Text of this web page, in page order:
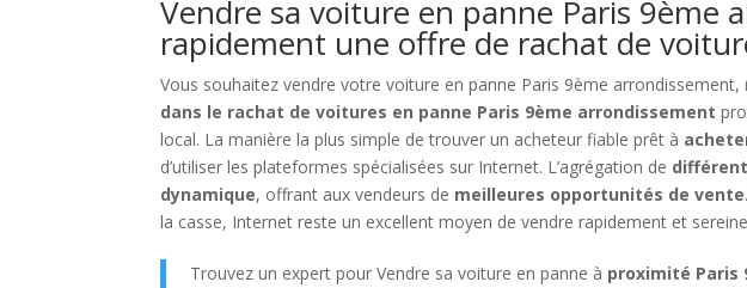
Vendre sa voiture en panne Paris 9ème
rapidement une offre de rachat de
Vous souhaitez vendre votre voiture en panne Paris 9ème
dans le rachat de voitures en panne Paris 9ème arrondissement
local. La manière la plus simple de trouver un acheteur fiable prêt à
d’utiliser les plateformes spécialisées sur Internet. L’agrégation de
dynamique, offrant aux vendeurs de meilleures opportunités de vente
la casse, Internet reste un excellent moyen de vendre rapidement et
Trouvez un expert pour Vendre sa voiture en panne à proximité Paris